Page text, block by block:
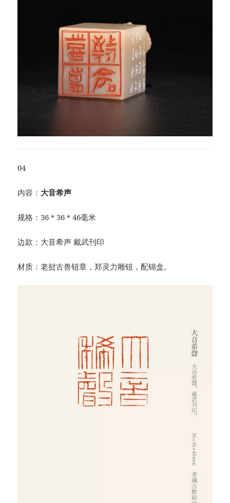
04
内容： 大音希声
规格：36＊36＊46毫米
边款：大音希声 戴武刊印
材质：老挝古兽钮章，郑灵力雕钮，配锦盒。